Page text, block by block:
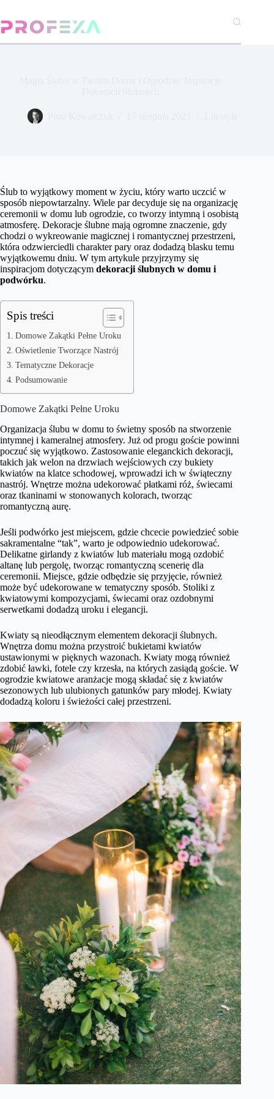
treści
Ślub to wyjątkowy moment w życiu, który warto uczcić w
sposób niepowtarzalny. Wiele par decyduje się na organizację
ceremonii w domu lub ogrodzie, co tworzy intymną i osobistą
atmosferę. Dekoracje ślubne mają ogromne znaczenie, gdy
chodzi o wykreowanie magicznej i romantycznej przestrzeni,
która odzwierciedli charakter pary oraz dodadzą blasku temu
wyjątkowemu dniu. W tym artykule przyjrzymy się
inspiracjom dotyczącym dekoracji ślubnych w domu i
podwórku.
Spis treści
Domowe Zakątki Pełne Uroku
Oświetlenie Tworzące Nastrój
Tematyczne Dekoracje
Podsumowanie
Domowe Zakątki Pełne Uroku
Organizacja ślubu w domu to świetny sposób na stworzenie
intymnej i kameralnej atmosfery. Już od progu goście powinni
poczuć się wyjątkowo. Zastosowanie eleganckich dekoracji,
takich jak welon na drzwiach wejściowych czy bukiety
kwiatów na klatce schodowej, wprowadzi ich w świąteczny
nastrój. Wnętrze można udekorować płatkami róż, świecami
oraz tkaninami w stonowanych kolorach, tworząc
romantyczną aurę.
Jeśli podwórko jest miejscem, gdzie chcecie powiedzieć sobie
sakramentalne “tak”, warto je odpowiednio udekorować.
Delikatne girlandy z kwiatów lub materiału mogą ozdobić
altanę lub pergolę, tworząc romantyczną scenerię dla
ceremonii. Miejsce, gdzie odbędzie się przyjęcie, również
może być udekorowane w tematyczny sposób. Stoliki z
kwiatowymi kompozycjami, świecami oraz ozdobnymi
serwetkami dodadzą uroku i elegancji.
Kwiaty są nieodłącznym elementem dekoracji ślubnych.
Wnętrza domu można przystroić bukietami kwiatów
ustawionymi w pięknych wazonach. Kwiaty mogą również
zdobić ławki, fotele czy krzesła, na których zasiądą goście. W
ogrodzie kwiatowe aranżacje mogą składać się z kwiatów
sezonowych lub ulubionych gatunków pary młodej. Kwiaty
dodadzą koloru i świeżości całej przestrzeni.